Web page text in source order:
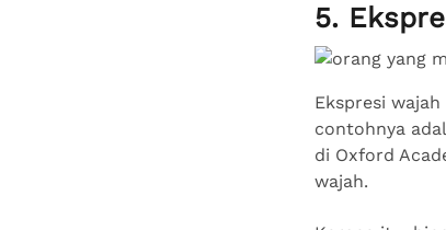
5.
Ekspresi
contohnya
di Oxford
wajah.